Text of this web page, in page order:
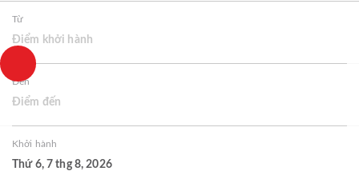
Từ
Điểm khởi hành
Đến
Điểm đến
Khởi hành
Thứ 6, 7 thg 8, 2026